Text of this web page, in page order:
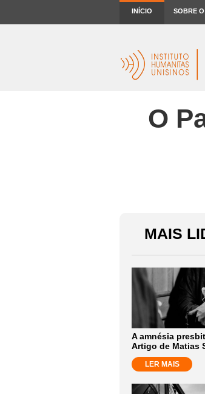
INÍCIO SOBRE
O
MAIS
A amnésia
Artigo de Matias
LER MAIS